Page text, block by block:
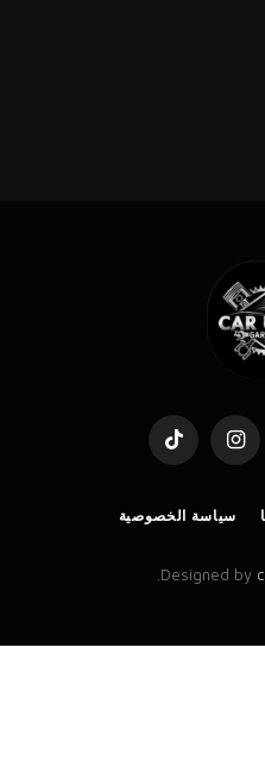
Instagram
TikTok
سياسة الخصوصية